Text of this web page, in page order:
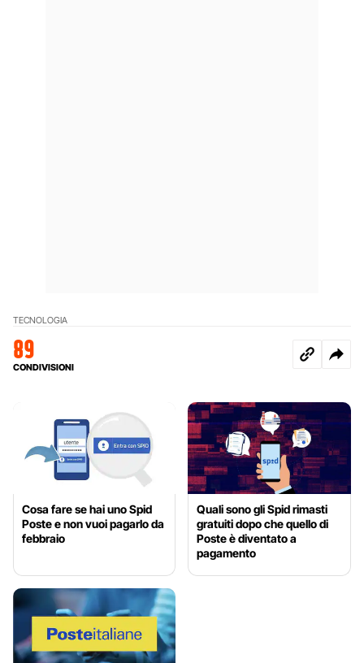
TECNOLOGIA
89
CONDIVISIONI
Cosa fare se hai uno Spid
Poste e non vuoi pagarlo da
febbraio
Quali sono gli Spid rimasti
gratuiti dopo che quello di
Poste è diventato a
pagamento